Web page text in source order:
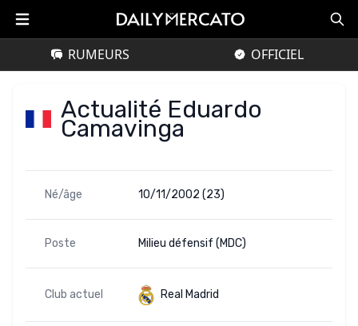
RUMEURS OFFICIEL
Actualité Eduardo
Camavinga
Né/âge 10/11/2002 (23)
Poste Milieu défensif (MDC)
Club actuel Real Madrid